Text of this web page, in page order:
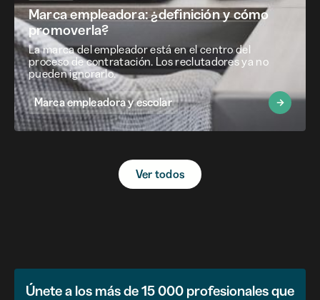
Marca empleadora: ¿definición y cómo
promoverla?
La marca del empleador está en el centro del
proceso de contratación. Los reclutadores ya no
pueden ignorarlo.
Marca empleadora y escolar
Ver todos
Únete a los más de 15 000 profesionales que